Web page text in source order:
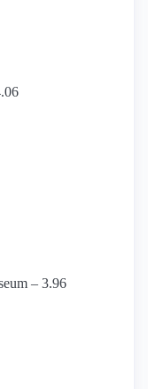
– 3.96